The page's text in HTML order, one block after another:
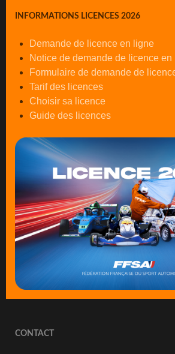
INFORMATIONS LICENCES 2026
Demande de licence en ligne
Notice de demande de licence en
Formulaire de demande de
Tarif des licences
Choisir sa licence
Guide des licences
CONTACT